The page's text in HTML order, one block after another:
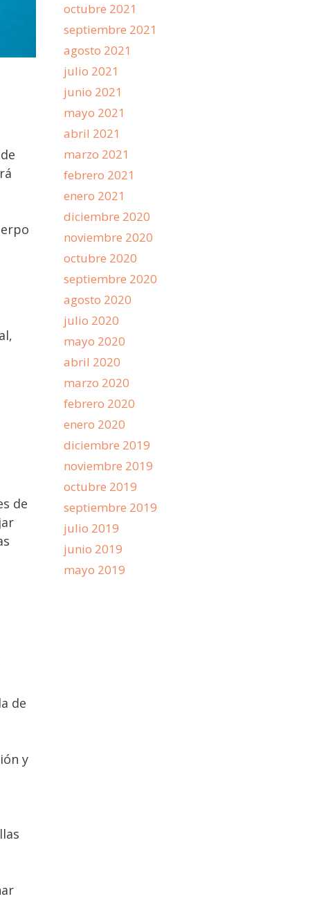
de
de
y
octubre 2021
septiembre 2021
agosto 2021
julio 2021
junio 2021
mayo 2021
abril 2021
marzo 2021
febrero 2021
enero 2021
diciembre 2020
noviembre 2020
octubre 2020
septiembre 2020
agosto 2020
julio 2020
mayo 2020
abril 2020
marzo 2020
febrero 2020
enero 2020
diciembre 2019
noviembre 2019
octubre 2019
septiembre 2019
julio 2019
junio 2019
mayo 2019